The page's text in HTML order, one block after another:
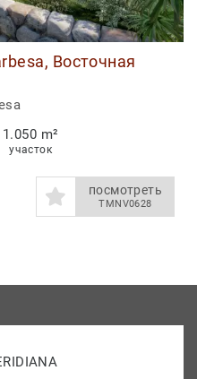
Восточная
1.050 m²
участок
посмотреть
TMNV0628